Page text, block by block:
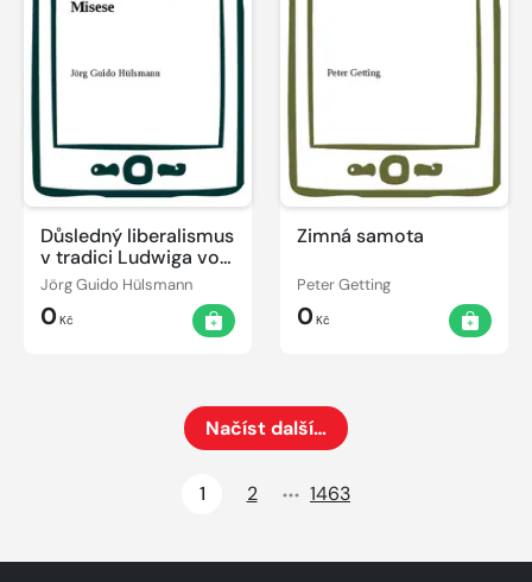
Důsledný liberalismus
v tradici Ludwiga von
Misese
Jörg Guido Hülsmann
0Kč
Zimná samota
Peter Getting
0Kč
Načíst další…
1
2 1463